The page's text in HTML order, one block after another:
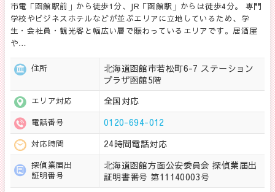
市電「函館駅前」から徒歩1分、JR「函館駅」からは徒歩4分。 専門
学校やビジネスホテルなどが並ぶエリアに立地しているため、学
生・会社員・観光客と幅広い層で賑わっているエリアです。居酒屋
や…
住所
北海道函館市若松町6-7 ステーション
プラザ函館5階
エリア対応 全国対応
電話番号 0120-694-012
対応時間 24時間電話対応
探偵業届出
証明番号
北海道函館方面公安委員会 探偵業届出
証明書番号 第11140003号